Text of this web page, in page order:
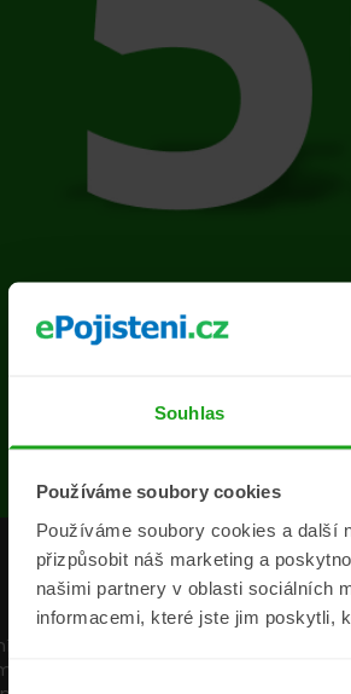
Souhlas
Používáme soubory cookies
Používáme soubory cookies a další
přizpůsobit náš marketing a
našimi partnery v oblasti sociálních
informacemi, které jste jim poskytli,
Na
Pojišťovny
Pojišťovny